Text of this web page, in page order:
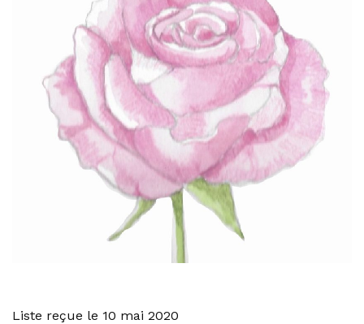
Liste reçue le 10 mai 2020